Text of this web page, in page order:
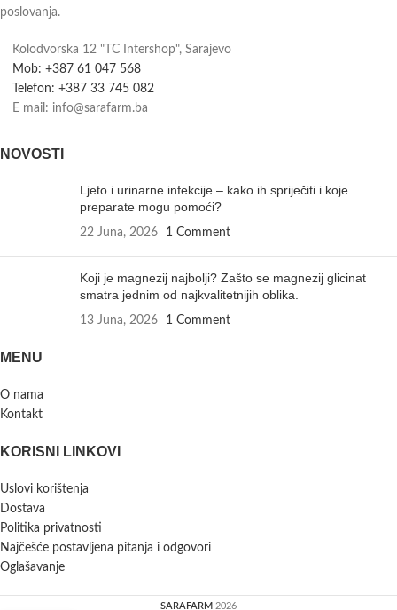
poslovanja.
Kolodvorska 12 "TC Intershop", Sarajevo
Mob: +387 61 047 568
Telefon: +387 33 745 082
E mail: info@sarafarm.ba
NOVOSTI
Ljeto i urinarne infekcije – kako ih spriječiti i koje
preparate mogu pomoći?
22 Juna, 2026 1 Comment
Koji je magnezij najbolji? Zašto se magnezij glicinat
smatra jednim od najkvalitetnijih oblika.
13 Juna, 2026 1 Comment
MENU
O nama
Kontakt
KORISNI LINKOVI
Uslovi korištenja
Dostava
Politika privatnosti
Najčešće postavljena pitanja i odgovori
Oglašavanje
SARAFARM 2026